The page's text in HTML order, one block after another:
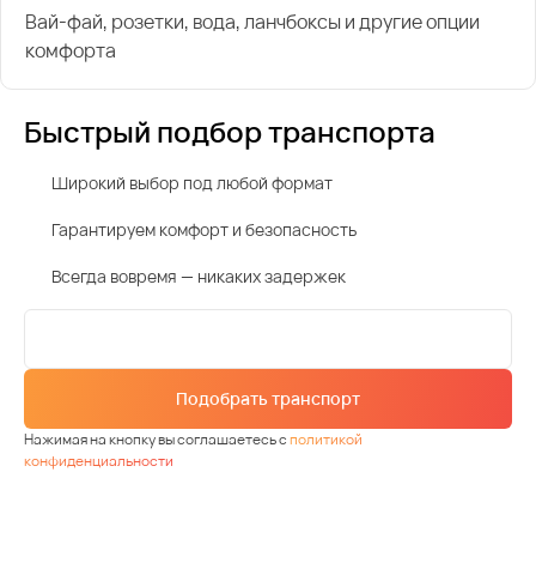
Вай-фай, розетки, вода, ланчбоксы и другие опции
комфорта
Быстрый подбор транспорта
Широкий выбор под любой формат
Гарантируем комфорт и безопасность
Всегда вовремя — никаких задержек
Подобрать транспорт
Нажимая на кнопку вы соглашаетесь сполитикой
конфиденциальности